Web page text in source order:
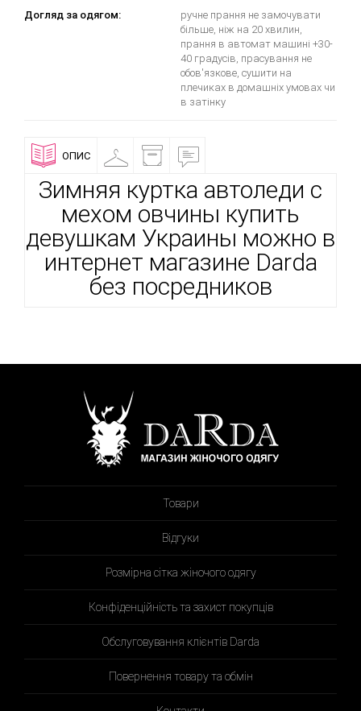
Догляд за одягом:
ручне прання не замочувати
більше, ніж на 20 хвилин,
прання в автомат машині +30-
40 градусів, прасування не
обов'язкове, сушити на
плечиках в домашніх умовах чи
в затінку
ОПИС ПРИМІРОЧНАДОСТАВКА
Зимняя куртка автоледи с
мехом овчины купить
девушкам Украины можно в
интернет магазине Darda
без посредников
Товари
Відгуки
Розмірна сітка жіночого одягу
Конфіденційність та захист покупців
Обслуговування клієнтів Darda
Повернення товару та обмін